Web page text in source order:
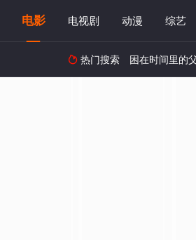
电影 电视剧 动漫 综艺
 热门搜索 困在时间里的